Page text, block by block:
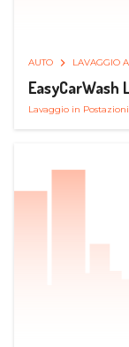
AUTO LAVAGGIO
EasyCarWash
Lavaggio in Postazioni